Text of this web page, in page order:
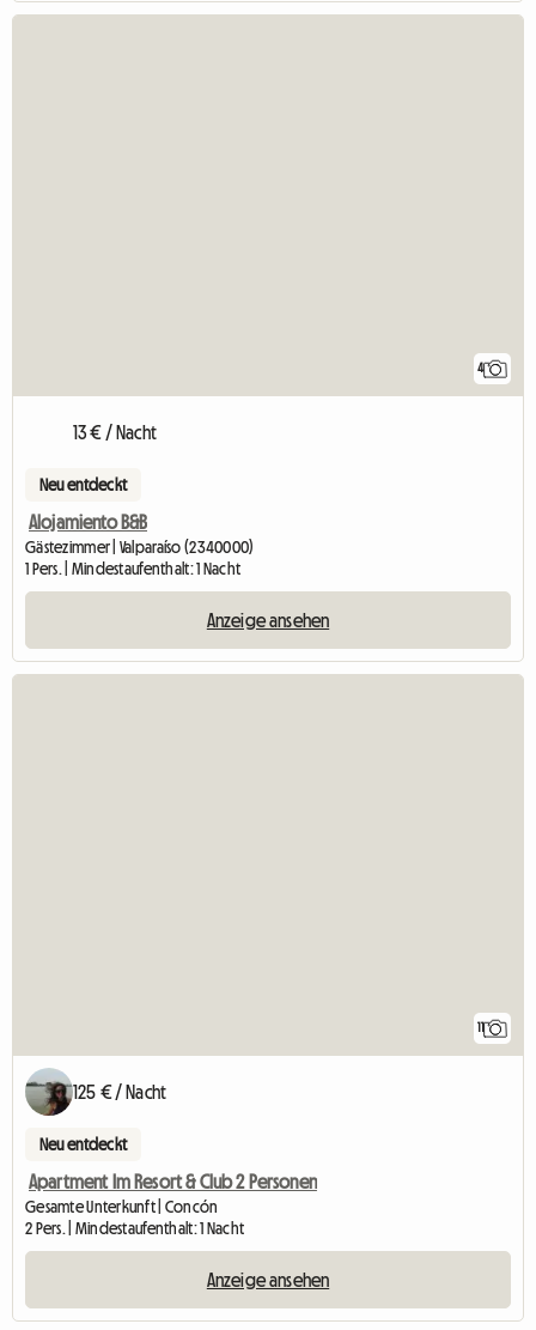
4
13 € / Nacht
Neu entdeckt
Alojamiento B&B
Gästezimmer | Valparaíso (2340000)
1 Pers. | Mindestaufenthalt: 1 Nacht
Anzeige ansehen
11
125 € / Nacht
Neu entdeckt
Apartment Im Resort & Club 2 Personen
Gesamte Unterkunft | Concón
2 Pers. | Mindestaufenthalt: 1 Nacht
Anzeige ansehen